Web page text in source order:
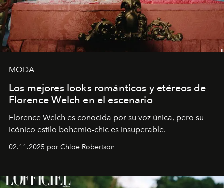
MODA
Los mejores looks románticos y etéreos de
Florence Welch en el escenario
Florence Welch es conocida por su voz única, pero su
icónico estilo bohemio-chic es insuperable.
02.11.2025 por Chloe Robertson